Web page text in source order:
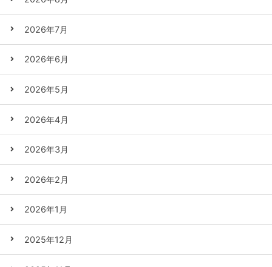
2026年7月
2026年6月
2026年5月
2026年4月
2026年3月
2026年2月
2026年1月
2025年12月